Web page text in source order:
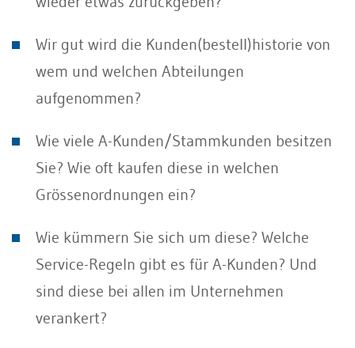
Wir gut wird die Kunden(bestell)historie von
wem und welchen Abteilungen
aufgenommen?
Wie viele A-Kunden/Stammkunden besitzen
Sie? Wie oft kaufen diese in welchen
Grössenordnungen ein?
Wie kümmern Sie sich um diese? Welche
Service-Regeln gibt es für A-Kunden? Und
sind diese bei allen im Unternehmen
verankert?